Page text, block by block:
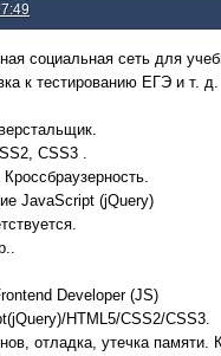
социальная сеть для
к тестированию ЕГЭ и т. д.
CSS3 .
JavaScript (jQuery)
Developer (JS)
HTML5/CSS2/CSS3.
отладка, утечка памяти.